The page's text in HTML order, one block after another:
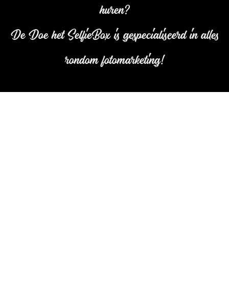
huren?
De Doe het SelfieBox is gespecialiseerd in alles
rondom fotomarketing!